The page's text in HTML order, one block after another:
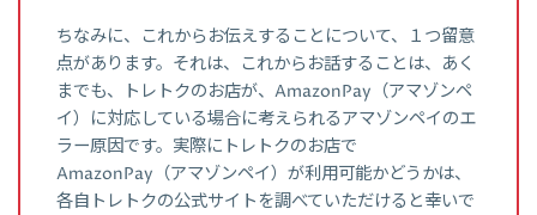
ちなみに、これからお伝えすることについて、１つ留意
点があります。それは、これからお話することは、あく
までも、トレトクのお店が、AmazonPay（アマゾンペ
イ）に対応している場合に考えられるアマゾンペイのエ
ラー原因です。実際にトレトクのお店で
AmazonPay（アマゾンペイ）が利用可能かどうかは、
各自トレトクの公式サイトを調べていただけると幸いで